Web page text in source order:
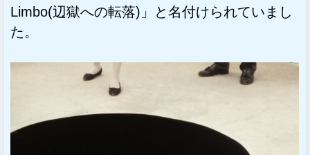
Limbo(辺獄への転落)」と名付けられていまし
た。